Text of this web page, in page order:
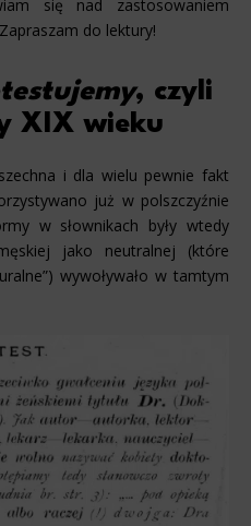
się nad zastosowaniem
do lektury!
, czyli
XIX wieku
i dla wielu pewnie fakt
już w polszczyźnie
w słownikach były wtedy
jako neutralnej (które
wywoływało w tamtym